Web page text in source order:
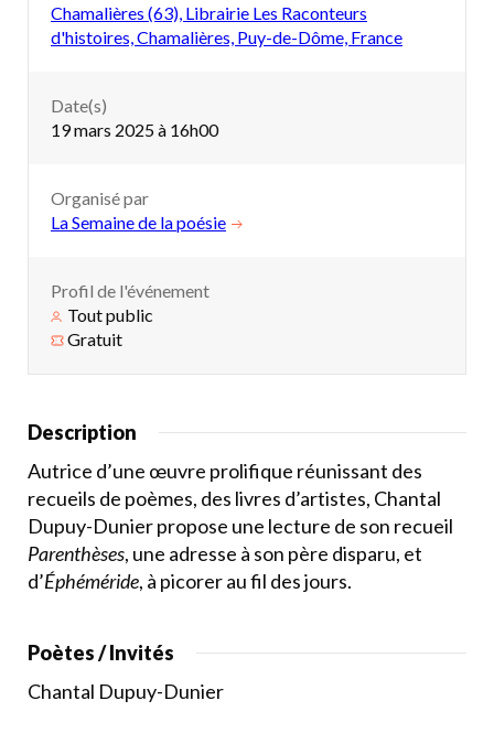
Chamalières (63), Librairie Les Raconteurs
d'histoires, Chamalières, Puy-de-Dôme, France
Date(s)
19 mars 2025 à 16h00
Organisé par
La Semaine de la poésie
Profil de l'événement
Tout public
Gratuit
Description
Autrice d’une œuvre prolifique réunissant des
recueils de poèmes, des livres d’artistes, Chantal
Dupuy-Dunier propose une lecture de son recueil
Parenthèses, une adresse à son père disparu, et
d’Éphéméride, à picorer au fil des jours.
Poètes / Invités
Chantal Dupuy-Dunier